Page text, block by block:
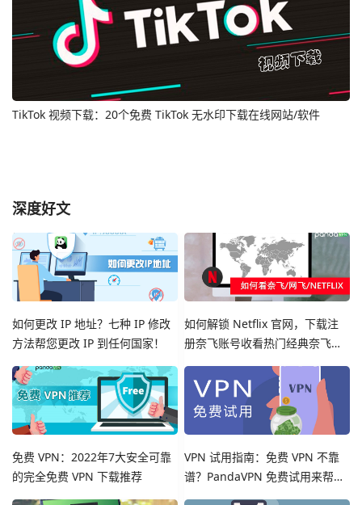
TikTok 视频下载：20个免费 TikTok 无水印下载在线网站/软件
深度好文
如何更改 IP 地址？七种 IP 修改
方法帮您更改 IP 到任何国家！
如何解锁 Netflix 官网，下载注
册奈飞账号收看热门经典奈飞影
视剧集
免费 VPN：2022年7大安全可靠
的完全免费 VPN 下载推荐
VPN 试用指南：免费 VPN 不靠
谱？PandaVPN 免费试用来帮
您！